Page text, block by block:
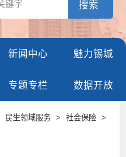
新闻中心 魅力锡城
专题专栏 数据开放
民生领域服务 > 社会保险 >